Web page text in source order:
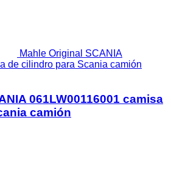
Mahle Original SCANIA
de cilindro para Scania camión
061LW00116001 camisa
camión